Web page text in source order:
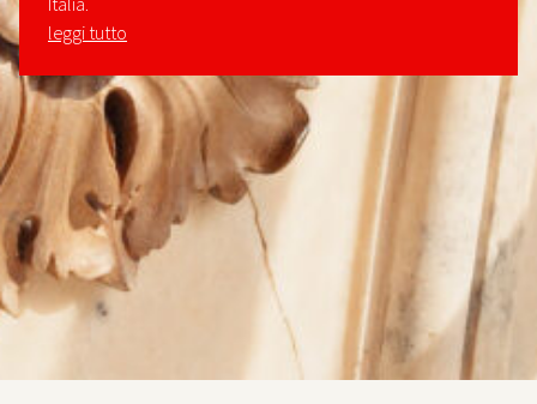
leggi tutto